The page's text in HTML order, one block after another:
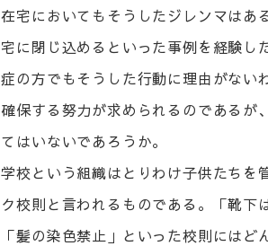
在宅においてもそうしたジレンマはあ
宅に閉じ込めるといった事例を経験し
症の方でもそうした行動に理由がない
確保する努力が求められるのであるが
てはいないであろうか。
学校という組織はとりわけ子供たちを
ク校則と言われるものである。「靴下
「髪の染色禁止」といった校則には